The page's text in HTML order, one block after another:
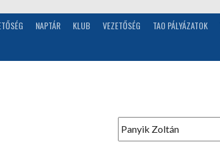
NAPTÁR KLUB VEZETŐSÉG TAO PÁLYÁZATOK